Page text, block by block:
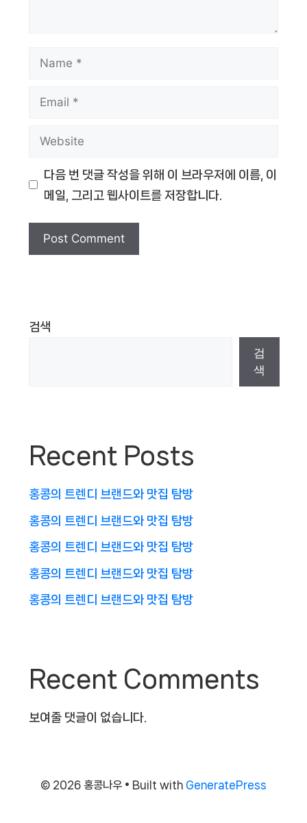
Name
Email
Website
다음 번 댓글 작성을 위해 이 브라우저에 이름, 이
메일, 그리고 웹사이트를 저장합니다.
검색
검
색
Recent Posts
홍콩의 트렌디 브랜드와 맛집 탐방
홍콩의 트렌디 브랜드와 맛집 탐방
홍콩의 트렌디 브랜드와 맛집 탐방
홍콩의 트렌디 브랜드와 맛집 탐방
홍콩의 트렌디 브랜드와 맛집 탐방
Recent Comments
보여줄 댓글이 없습니다.
© 2026 홍콩나우 • Built with GeneratePress